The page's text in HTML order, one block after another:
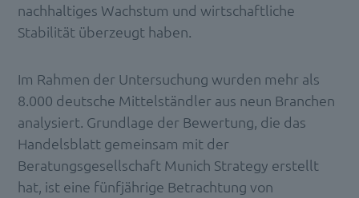
nachhaltiges Wachstum und wirtschaftliche
Stabilität überzeugt haben.
Im Rahmen der Untersuchung wurden mehr als
8.000 deutsche Mittelständler aus neun Branchen
analysiert. Grundlage der Bewertung, die das
Handelsblatt gemeinsam mit der
Beratungsgesellschaft Munich Strategy erstellt
hat, ist eine fünfjährige Betrachtung von